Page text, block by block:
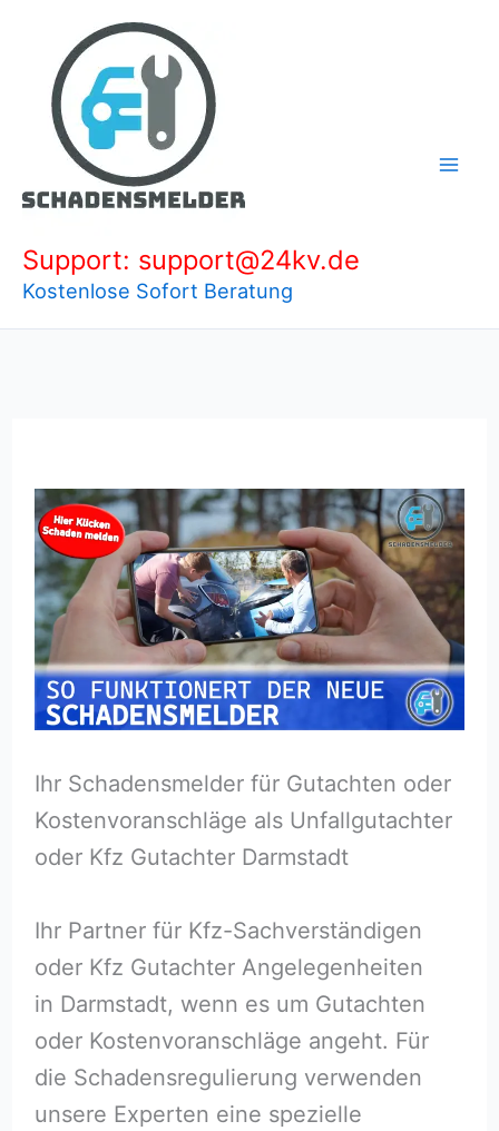
springen
Support: support@24kv.de
Kostenlose Sofort Beratung
Ihr Schadensmelder für Gutachten oder
Kostenvoranschläge als Unfallgutachter
oder Kfz Gutachter Darmstadt
Ihr Partner für Kfz-Sachverständigen
oder Kfz Gutachter Angelegenheiten
in Darmstadt, wenn es um Gutachten
oder Kostenvoranschläge angeht. Für
die Schadensregulierung verwenden
unsere Experten eine spezielle